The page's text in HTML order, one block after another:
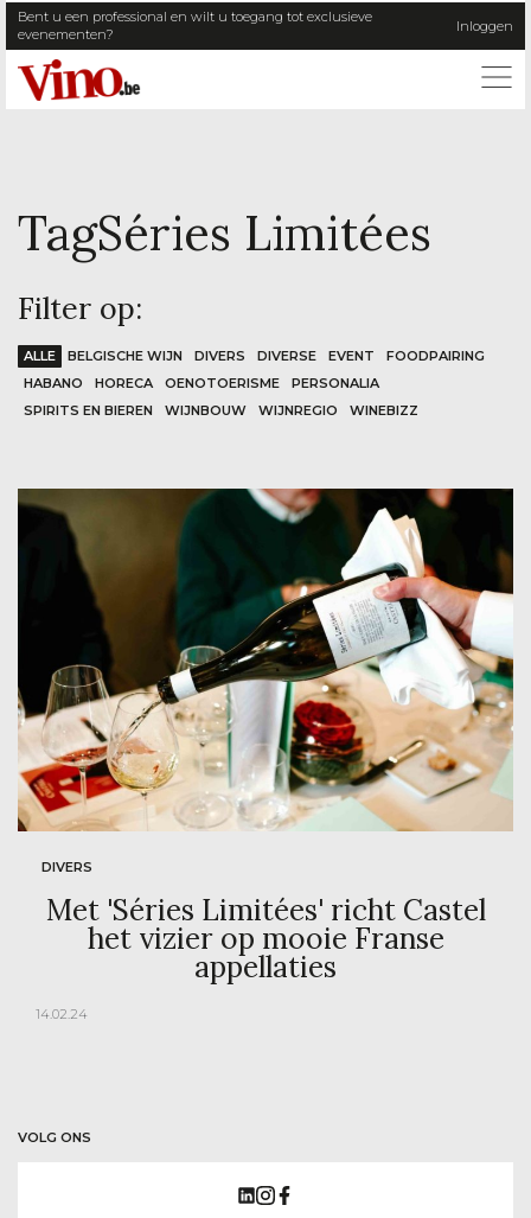
Bent u een professional en wilt u toegang tot exclusieve
evenementen?
Inloggen
TagSéries Limitées
Filter op:
ALLE BELGISCHE WIJN DIVERS DIVERSE EVENT
FOODPAIRING
HABANO
HORECA OENOTOERISME
PERSONALIA
SPIRITS EN BIEREN
WIJNBOUW WIJNREGIO WINEBIZZ
DIVERS
Met 'Séries Limitées' richt Castel
het vizier op mooie Franse
appellaties
14.02.24
VOLG ONS